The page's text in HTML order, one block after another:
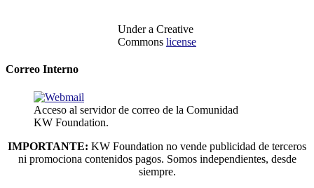
Under a Creative
Commons license
Correo Interno
Acceso al servidor de correo de la Comunidad
KW Foundation.
IMPORTANTE: KW Foundation no vende publicidad de terceros
ni promociona contenidos pagos. Somos independientes, desde
siempre.